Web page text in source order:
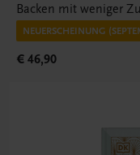
Backen mit weniger
NEUERSCHEINUNG
€ 46,90